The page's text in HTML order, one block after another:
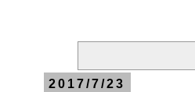
2017/7/23